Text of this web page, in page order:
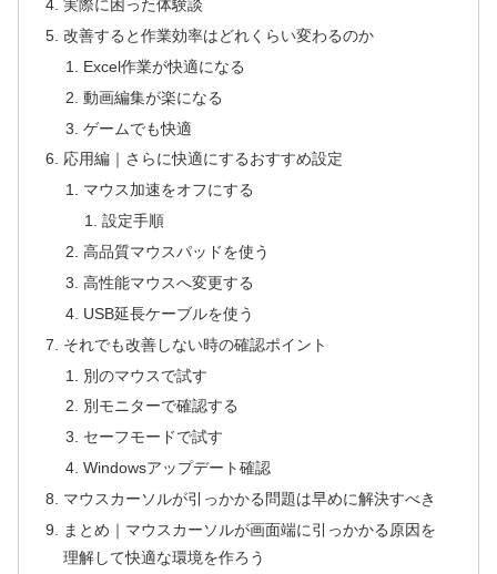
実際に困った体験談
改善すると作業効率はどれくらい変わるのか
Excel作業が快適になる
動画編集が楽になる
ゲームでも快適
応用編｜さらに快適にするおすすめ設定
マウス加速をオフにする
設定手順
高品質マウスパッドを使う
高性能マウスへ変更する
USB延長ケーブルを使う
それでも改善しない時の確認ポイント
別のマウスで試す
別モニターで確認する
セーフモードで試す
Windowsアップデート確認
マウスカーソルが引っかかる問題は早めに解決すべき
まとめ｜マウスカーソルが画面端に引っかかる原因を
理解して快適な環境を作ろう